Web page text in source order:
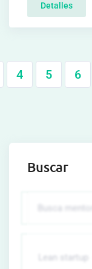
Detalles
4 5 6
Buscar